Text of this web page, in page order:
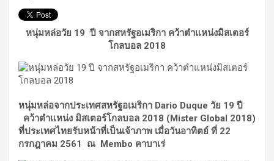
หนุ่มหล่อวัย 19 ปี จากสหรัฐอเมริกา คว้าตำแหน่งมิสเตอร์
โกลบอล 2018
หนุ่มหล่อจากประเทศสหรัฐอเมริกา Dario Duque วัย 19 ปี
คว้าตำแหน่ง มิสเตอร์โกลบอล 2018 (Mister Global 2018)
ที่ประเทศไทยรับหน้าที่เป็นเจ้าภาพ เมื่อวันอาทิตย์ ที่ 22
กรกฎาคม 2561 ณ Membo คาบาเร่